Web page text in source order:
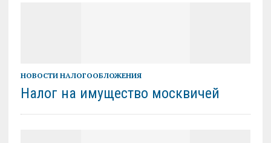
НОВОСТИ НАЛОГООБЛОЖЕНИЯ
Налог на имущество москвичей